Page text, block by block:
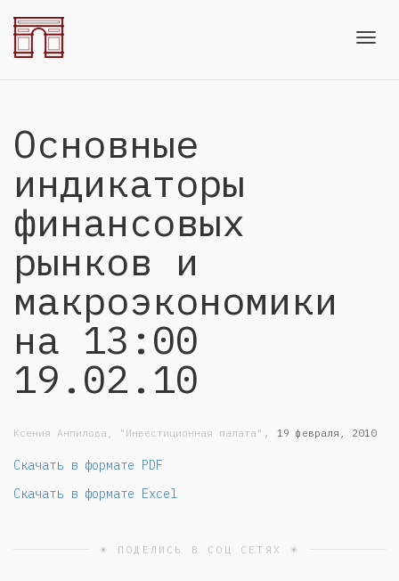
Основные
индикаторы
финансовых
рынков и
макроэкономики
на 13:00
19.02.10
Ксения Анпилова, "Инвестиционная палата" , 19 февраля, 2010
Скачать в формате PDF
Скачать в формате Excel
☀ ПОДЕЛИСЬ В СОЦ СЕТЯХ ☀